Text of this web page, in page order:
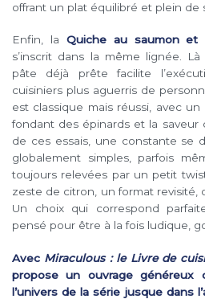
offrant un plat équilibré et plein de
Enfin, la Quiche au saumon et
s’inscrit dans la même lignée. Là
pâte déjà prête facilite
cuisiniers plus aguerris de
est classique mais réussi, avec
fondant des épinards et la saveur
de ces essais, une constante se
globalement simples, parfois
toujours relevées par un petit
zeste de citron, un format revisité,
Un choix qui correspond
pensé pour être à la fois ludique,
Avec Miraculous : le Livre de
propose un ouvrage généreux
l’univers de la série jusque dans